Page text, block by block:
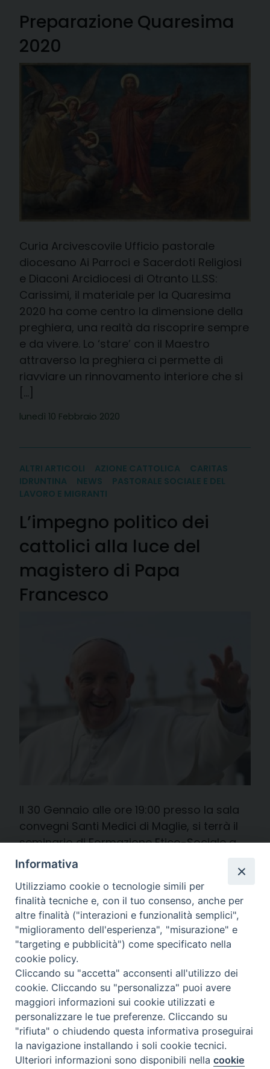
Preparazione Quaresima
2020
Curia Arcivescovile Ufficio pastorale
diocesano Ai Parroci e Sacerdoti Religiosi
e Diaconi Arcidiocesi di Otranto LL.SS:
Carissimi, il materiale per la Quaresima
2020 ha come centro la dimensione della
preghiera, una realtà da riscoprire sempre
e da vivere. Lo ‘stare’ con il Maestro
attraverso la preghiera ci permette di
riavviare un rinnovamento interiore che si
[…]
lunedì 10 Febbraio 2020
ALTRI ARTICOLI AZIONE CATTOLICA
CARITAS
IDRUNTINA
NEWS
PASTORALE SOCIALE E DEL
LAVORO E MIGRANTI
L’impegno politico dei
cattolici alla luce del
magistero di Papa
Francesco
Il 30 Gennaio alle ore 19:00 presso la sala
convegni Santi Medici di Maglie, si terrà il
seminario di Formazione Etico-Sociale a
cura dell’Ufficio di Pastorale sociale e del
Caritas Idruntina. Il tema del seminario
sarà l’Impegno politico dei cattolici alla
luce del magistero di Papa Francesco e
sarà approfondito dal […]
giovedì 30 Gennaio 2020
Preferenze Cookie
Informativa
Utilizziamo cookie o tecnologie simili per
finalità tecniche e, con il tuo consenso, anche per
altre finalità ("interazioni e funzionalità semplici",
"miglioramento dell'esperienza", "misurazione" e
"targeting e pubblicità") come specificato nella
cookie policy.
Cliccando su "accetta" acconsenti all'utilizzo dei
cookie. Cliccando su "personalizza" puoi avere
maggiori informazioni sui cookie utilizzati e
personalizzare le tue preferenze. Cliccando su
"rifiuta" o chiudendo questa informativa proseguirai
la navigazione installando i soli cookie tecnici.
Ulteriori informazioni sono disponibili nellacookie